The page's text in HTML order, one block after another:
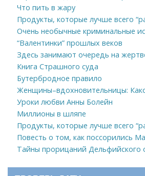
Что пить в жару
Продукты, которые лучше всего
Очень необычные криминальные
“Валентинки” прошлых веков
Здесь занимают очередь на
Книга Страшного суда
Бутербродное правило
Женщины–вдохновительницы:
Уроки любви Анны Болейн
Миллионы в шляпе
Продукты, которые лучше всего
Повесть о том, как поссорились
Тайны прорицаний Дельфийского